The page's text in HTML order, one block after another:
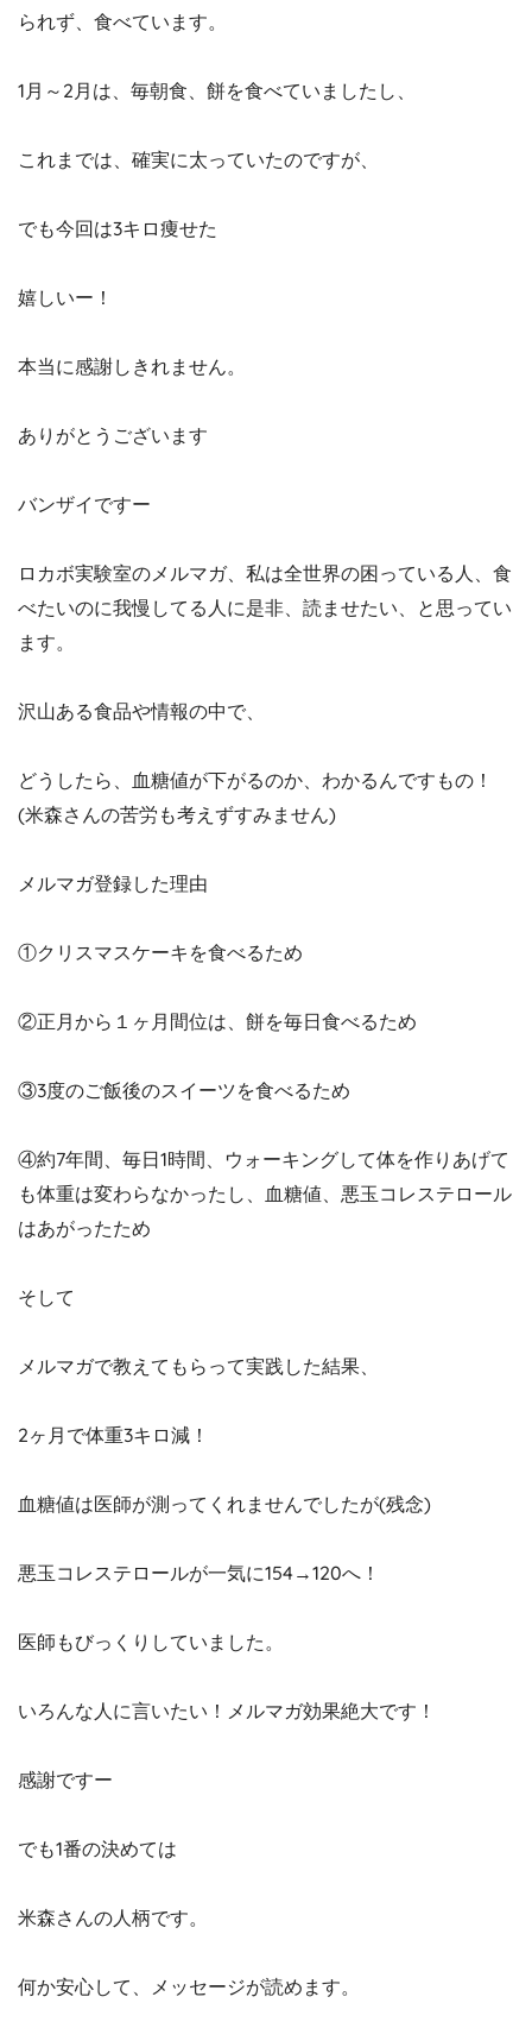
られず、食べています。
1月～2月は、毎朝食、餅を食べていましたし、
これまでは、確実に太っていたのですが、
でも今回は3キロ痩せた
嬉しいー！
本当に感謝しきれません。
ありがとうございます
バンザイですー
ロカボ実験室のメルマガ、私は全世界の困っている人、食
べたいのに我慢してる人に是非、読ませたい、と思ってい
ます。
沢山ある食品や情報の中で、
どうしたら、血糖値が下がるのか、わかるんですもの！
(米森さんの苦労も考えずすみません)
メルマガ登録した理由
①クリスマスケーキを食べるため
②正月から１ヶ月間位は、餅を毎日食べるため
③3度のご飯後のスイーツを食べるため
④約7年間、毎日1時間、ウォーキングして体を作りあげて
も体重は変わらなかったし、血糖値、悪玉コレステロール
はあがったため
そして
メルマガで教えてもらって実践した結果、
2ヶ月で体重3キロ減！
血糖値は医師が測ってくれませんでしたが(残念)
悪玉コレステロールが一気に154→120へ！
医師もびっくりしていました。
いろんな人に言いたい！メルマガ効果絶大です！
感謝ですー
でも1番の決めては
米森さんの人柄です。
何か安心して、メッセージが読めます。